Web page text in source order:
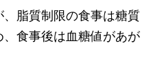
脂質制限の食事は糖質
食事後は血糖値があが